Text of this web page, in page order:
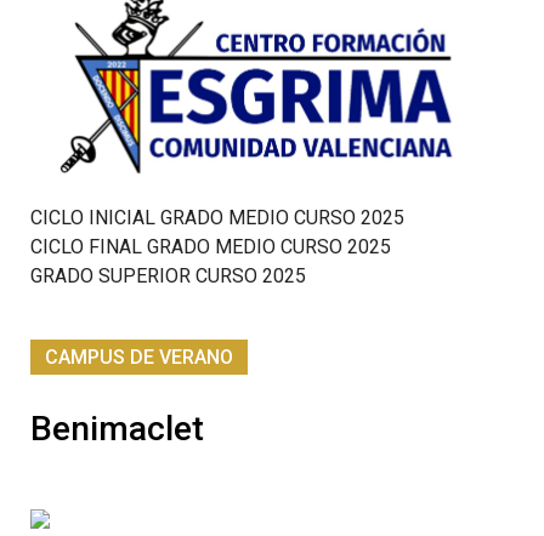
CICLO INICIAL GRADO MEDIO CURSO 2025
CICLO FINAL GRADO MEDIO CURSO 2025
GRADO SUPERIOR CURSO 2025
CAMPUS DE VERANO
Benimaclet